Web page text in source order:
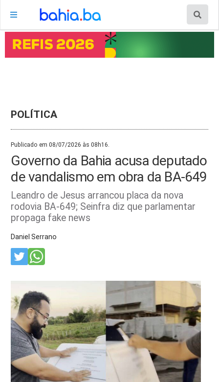
POLÍTICA
Publicado em 08/07/2026 às 08h16.
Governo da Bahia acusa deputado
de vandalismo em obra da BA-649
Leandro de Jesus arrancou placa da nova
rodovia BA-649; Seinfra diz que parlamentar
propaga fake news
Daniel Serrano